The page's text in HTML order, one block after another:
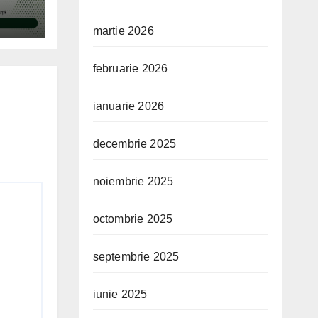
de
martie 2026
februarie 2026
ianuarie 2026
decembrie 2025
noiembrie 2025
octombrie 2025
septembrie 2025
iunie 2025